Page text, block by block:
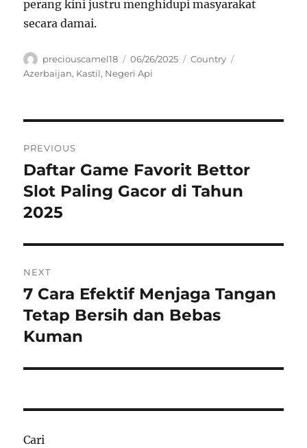
perang kini justru menghidupi masyarakat
secara damai.
Author
preciouscamel18
Posted
on
06/26/2025 Categories
Country
Azerbaijan, Kastil, Negeri Api
pos
PREVIOUS
Previous
post:
Daftar Game Favorit Bettor
Slot Paling Gacor di Tahun
2025
NEXT
Next
post:
7 Cara Efektif Menjaga Tangan
Tetap Bersih dan Bebas
Kuman
Cari